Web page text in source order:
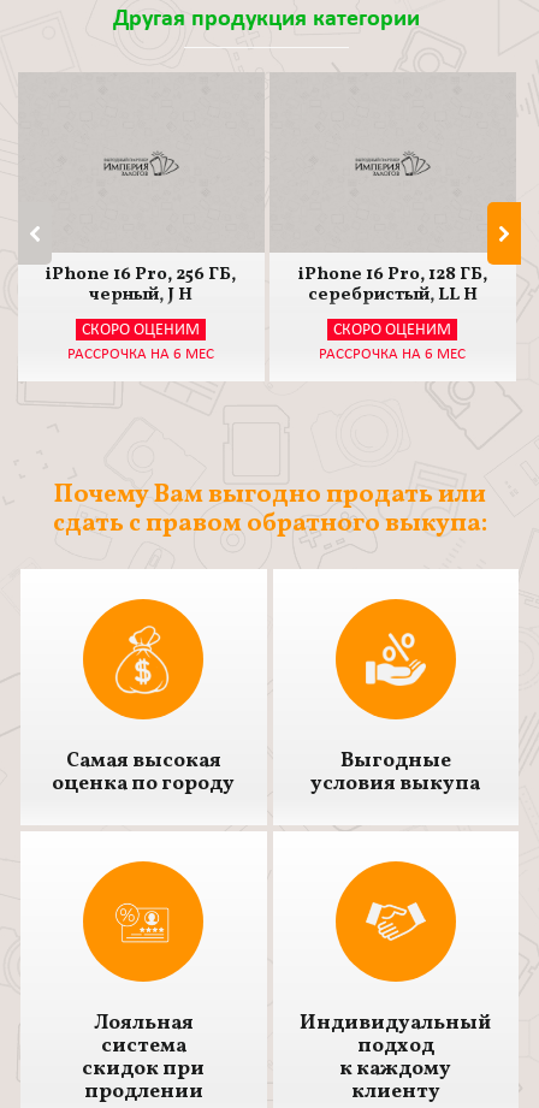
Другая продукция категории
iPhone 16 Pro, 256 ГБ,
черный, J H
СКОРО ОЦЕНИМ
РАССРОЧКА НА 6 МЕС
iPhone 16 Pro, 128 ГБ,
серебристый, LL H
СКОРО ОЦЕНИМ
РАССРОЧКА НА 6 МЕС
Почему Вам выгодно продать или
сдать с правом обратного выкупа:
Самая высокая
оценка по городу
Выгодные
условия выкупа
Лояльная
система
скидок при
продлении
Индивидуальный
подход
к каждому
клиенту